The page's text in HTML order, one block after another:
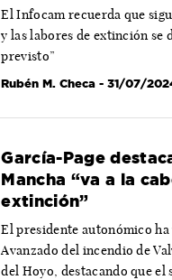
El Infocam recuerda que
y las labores de extinción se
previsto”
Rubén M. Checa - 31/07/
García-Page
Mancha “va a la
extinción”
El presidente autonómico
Avanzado del incendio de
del Hoyo, destacando que el